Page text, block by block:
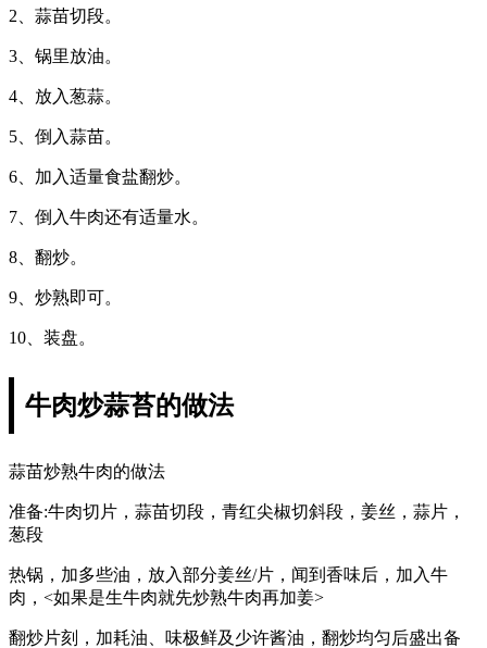
2、蒜苗切段。
3、锅里放油。
4、放入葱蒜。
5、倒入蒜苗。
6、加入适量食盐翻炒。
7、倒入牛肉还有适量水。
8、翻炒。
9、炒熟即可。
10、装盘。
牛肉炒蒜苔的做法
蒜苗炒熟牛肉的做法
准备:牛肉切片，蒜苗切段，青红尖椒切斜段，姜丝，蒜片，
葱段
热锅，加多些油，放入部分姜丝/片，闻到香味后，加入牛
肉，<如果是生牛肉就先炒熟牛肉再加姜>
翻炒片刻，加耗油、味极鲜及少许酱油，翻炒均匀后盛出备